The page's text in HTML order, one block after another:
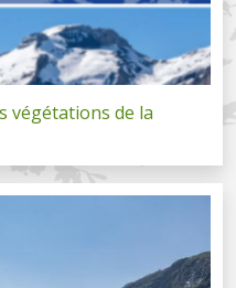
végétations de la